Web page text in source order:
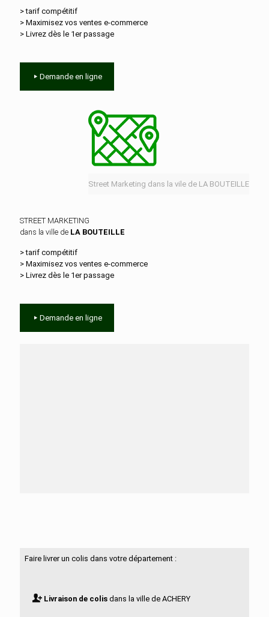
> tarif compétitif
> Maximisez vos ventes e‑commerce
> Livrez dès le 1er passage
Demande en ligne
Street Marketing dans la vile de LA BOUTEILLE
STREET MARKETING
dans la ville de LA BOUTEILLE
> tarif compétitif
> Maximisez vos ventes e‑commerce
> Livrez dès le 1er passage
Demande en ligne
Faire livrer un colis dans votre département :
Livraison de colisdans la ville de ACHERY